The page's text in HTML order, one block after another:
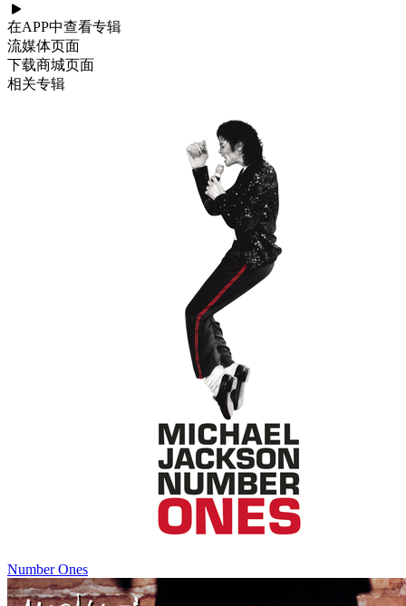
在APP中查看专辑
流媒体页面
下载商城页面
相关专辑
Number Ones